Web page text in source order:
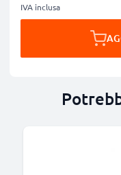
IVA inclusa